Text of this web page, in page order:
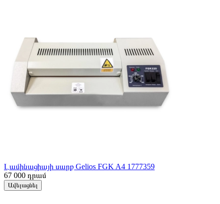
Լամինացիայի սարք Gelios FGK A4 1777359
67 000 դրամ
Ավելացնել